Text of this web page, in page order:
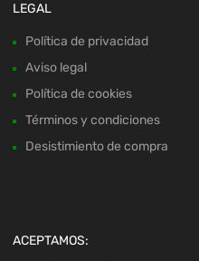
LEGAL
Política de privacidad
Aviso legal
Política de cookies
Términos y condiciones
Desistimiento de compra
ACEPTAMOS: